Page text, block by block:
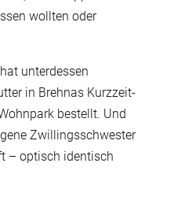
wollten oder
unterdessen
in Brehnas Kurzzeit-
bestellt. Und
Zwillingsschwester
– optisch identisch